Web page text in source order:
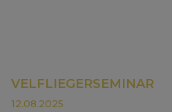
VELFLIEGERSEMINAR
12.08.2025